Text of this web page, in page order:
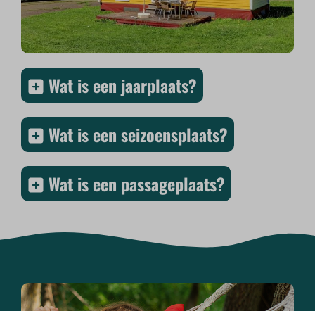
Wat is een jaarplaats?
Wat is een seizoensplaats?
Wat is een passageplaats?